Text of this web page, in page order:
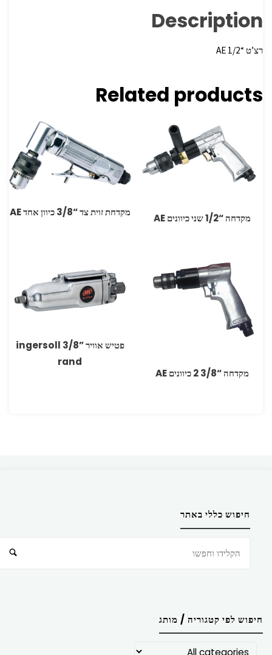
Description
רצ’ט “AE 1/2
Related products
מקדחה “1/2 שני כיוונים AE מקדחת זוית צד “3/8 כיוון אחד AE
מקדחה “3/8 2 כיוונים AE
פטיש אוויר ‏”3/8 ingersoll
rand
חיפוש כללי באתר
חיפוש לפי קטגוריה / מותג